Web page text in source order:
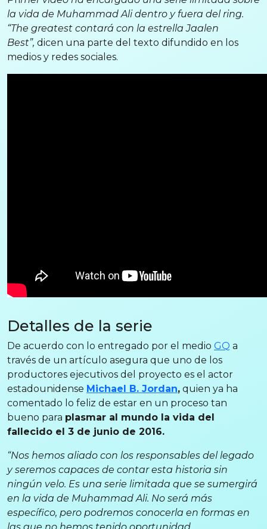
la vida de Muhammad Ali dentro y fuera del ring.
“The greatest contará con la estrella Jaalen
Best”, dicen una parte del texto difundido en los
medios y redes sociales.
Detalles de la serie
De acuerdo con lo entregado por el medio GQ a
través de un artículo asegura que uno de los
productores ejecutivos del proyecto es el actor
estadounidense Michael B. Jordan, quien ya ha
comentado lo feliz de estar en un proceso tan
bueno para plasmar al mundo la vida del
fallecido el 3 de junio de 2016.
“Nos hemos aliado con los responsables del legado
y seremos capaces de contar esta historia sin
ningún velo. Es una serie limitada que se sumergirá
en la vida de Muhammad Ali. No será más
específico, pero podremos conocerla en formas en